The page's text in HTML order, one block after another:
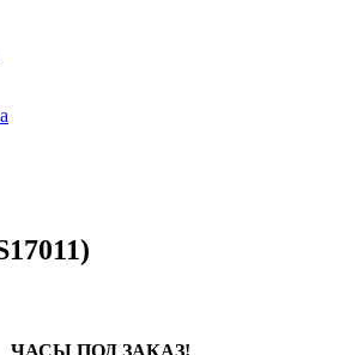
)
ЧАСЫ ПОД ЗАКАЗ!